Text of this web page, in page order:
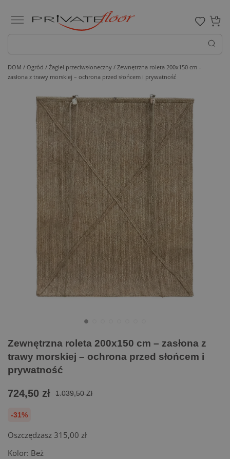
0
DOM / Ogród / Żagiel przeciwsłoneczny / Zewnętrzna roleta 200x150 cm –
zasłona z trawy morskiej – ochrona przed słońcem i prywatność
Zewnętrzna roleta 200x150 cm – zasłona z
trawy morskiej – ochrona przed słońcem i
prywatność
724,50 zł 1.039,50 Zł
-31%
Oszczędzasz 315,00 zł
Kolor: Beż